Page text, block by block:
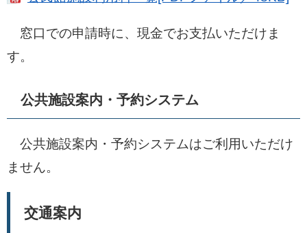
窓口での申請時に、現金でお支払いただけま
す。
公共施設案内・予約システム
公共施設案内・予約システムはご利用いただけ
ません。
交通案内